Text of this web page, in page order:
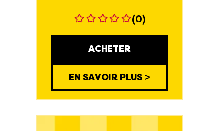
(0)
ACHETER
EN SAVOIR PLUS >